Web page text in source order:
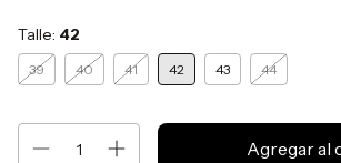
Talle: 42
39 40 41 42 43 44